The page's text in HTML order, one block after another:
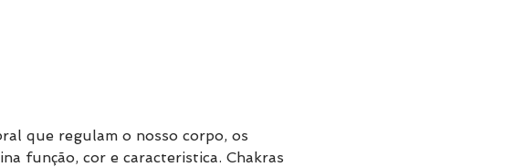
que regulam o nosso corpo, os
função, cor e caracteristica. Chakras